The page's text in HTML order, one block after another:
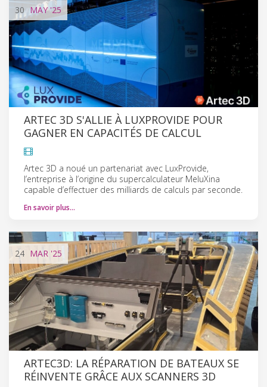
30 MAY'25
ARTEC 3D S'ALLIE À LUXPROVIDE POUR
GAGNER EN CAPACITÉS DE CALCUL
Artec 3D a noué un partenariat avec LuxProvide,
l’entreprise à l’origine du supercalculateur MeluXina
capable d’effectuer des milliards de calculs par seconde.
En savoir plus…
24 MAR '25
ARTEC3D: LA RÉPARATION DE BATEAUX SE
RÉINVENTE GRÂCE AUX SCANNERS 3D